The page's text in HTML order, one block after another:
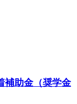
補助金（奨学金